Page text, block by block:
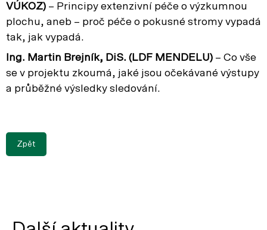
VÚKOZ) – Principy extenzivní péče o výzkumnou
plochu, aneb – proč péče o pokusné stromy vypadá
tak, jak vypadá.
Ing. Martin Brejník, DiS. (LDF MENDELU) – Co vše
se v projektu zkoumá, jaké jsou očekávané výstupy
a průběžné výsledky sledování.
Zpět